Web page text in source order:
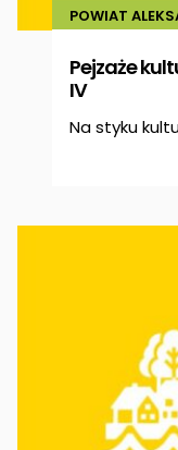
POWIAT
Pejzaże
IV
Na styku